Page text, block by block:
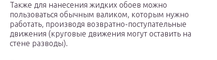
Также для нанесения жидких обоев можно
пользоваться обычным валиком, которым нужно
работать, производя возвратно-поступательные
движения (круговые движения могут оставить на
стене разводы).